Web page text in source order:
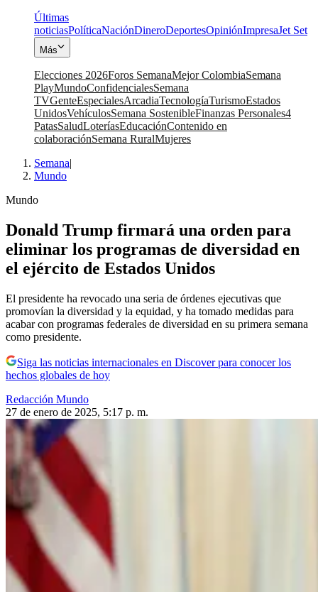
Últimas
noticiasPolíticaNaciónDineroDeportesOpiniónImpresaJet Set
Más
Elecciones 2026Foros SemanaMejor ColombiaSemana
PlayMundoConfidencialesSemana
TVGenteEspecialesArcadiaTecnologíaTurismoEstados
UnidosVehículosSemana SostenibleFinanzas Personales4
PatasSaludLoteríasEducaciónContenido en
colaboraciónSemana RuralMujeres
Semana|
Mundo
Mundo
Donald Trump firmará una orden para
eliminar los programas de diversidad en
el ejército de Estados Unidos
El presidente ha revocado una seria de órdenes ejecutivas que
promovían la diversidad y la equidad, y ha tomado medidas para
acabar con programas federales de diversidad en su primera semana
como presidente.
Siga las noticias internacionales en Discover para conocer los
hechos globales de hoy
Redacción Mundo
27 de enero de 2025, 5:17 p. m.